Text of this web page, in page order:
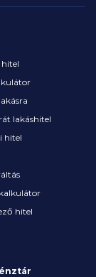
lakáshitel
hitel
hitel